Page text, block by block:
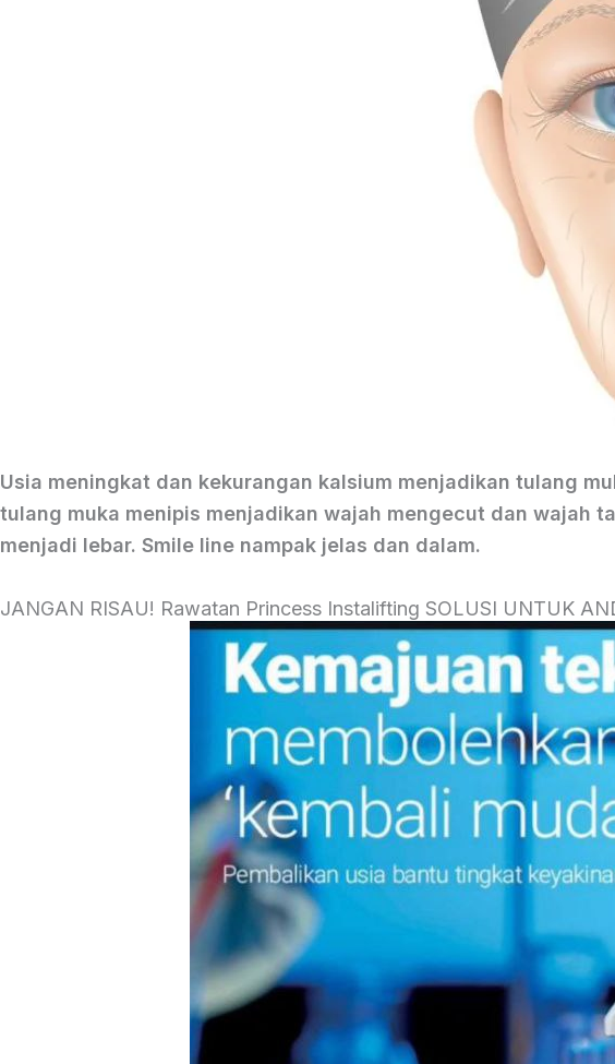
Usia meningkat dan kekurangan kalsium menjadikan tulang
tulang muka menipis menjadikan wajah mengecut dan wajah
menjadi lebar. Smile line nampak jelas dan dalam.
JANGAN RISAU! Rawatan Princess Instalifting SOLUSI UNTUK